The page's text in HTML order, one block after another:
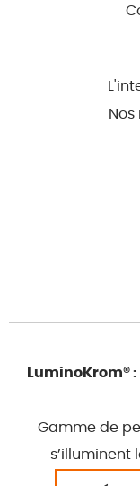
LuminoKrom®
Gamme de
s’illuminent